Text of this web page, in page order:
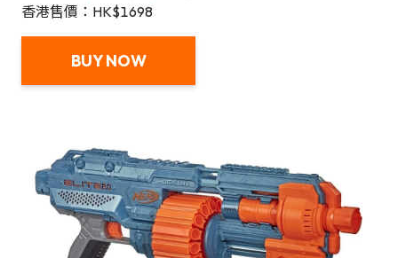
香港售價：HK$1698
BUY NOW